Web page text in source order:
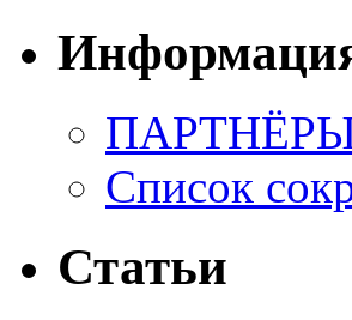
Список
Статьи